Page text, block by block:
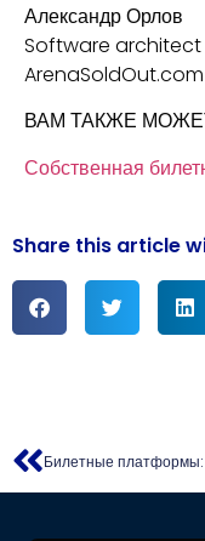
Александр Орлов
Software
ArenaSoldOut.com
ВАМ ТАКЖЕ
Собственная
Share this article